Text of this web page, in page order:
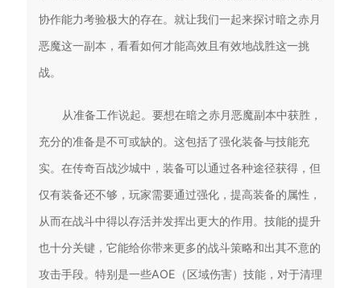
协作能力考验极大的存在。就让我们一起来探讨暗之赤月
恶魔这一副本，看看如何才能高效且有效地战胜这一挑
战。
从准备工作说起。要想在暗之赤月恶魔副本中获胜，
充分的准备是不可或缺的。这包括了强化装备与技能充
实。在传奇百战沙城中，装备可以通过各种途径获得，但
仅有装备还不够，玩家需要通过强化，提高装备的属性，
从而在战斗中得以存活并发挥出更大的作用。技能的提升
也十分关键，它能给你带来更多的战斗策略和出其不意的
攻击手段。特别是一些AOE（区域伤害）技能，对于清理